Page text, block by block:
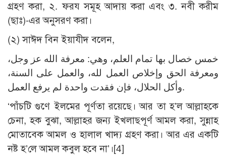
গ্রহণ করা, ২. ফরয সমূহ আদায় করা এবং ৩. নবী করীম
(ছাঃ)-এর অনুসরণ করা।
(২) সাঈদ বিন ইয়াযীদ বলেন,
خمس خصال بها تمام العلم، وهي: معرفة الله عز وجل،
ومعرفة الحق وإخلاص العمل لله، والعمل على السنة،
وأكل الحلال، فإن فقدت واحدة لم يرفع العمل.
‘পাঁচটি গুণে ইলমের পূর্ণতা রয়েছে। আর তা হ’ল আল্লাহকে
চেনা, হক বুঝা, আল্লাহর জন্য ইখলাছপূর্ণ আমল করা, সুন্নাহ
মোতাবেক আমল ও হালাল খাদ্য গ্রহণ করা। আর এর একটি
নষ্ট হ’লে আমল কবুল হবে না’।[4]